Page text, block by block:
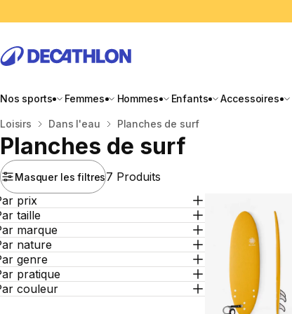
Nos sports Femmes Hommes Enfants Accessoires
Accueil
Loisirs Dans l'eau Planches de surf
Planches de surf
Masquer les filtres7 Produits
prix
taille
marque
nature
genre
pratique
couleur